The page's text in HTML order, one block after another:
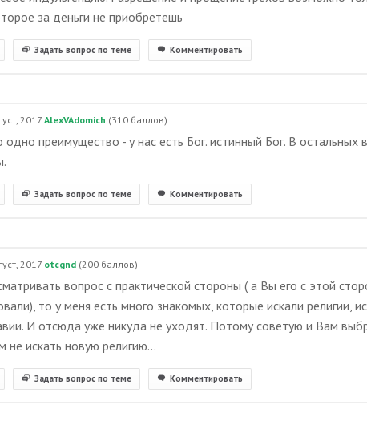
за деньги не приобретешь
Задать вопрос по теме Комментировать
2017 AlexVAdomich (310 баллов)
одно преимущество - у нас есть Бог. истинный Бог. В остальных
Задать вопрос по теме Комментировать
2017 otcgnd (200 баллов)
вопрос с практической стороны ( а Вы его с этой
то у меня есть много знакомых, которые искали религии,
И отсюда уже никуда не уходят. Потому советую и Вам
не искать новую религию...
Задать вопрос по теме Комментировать